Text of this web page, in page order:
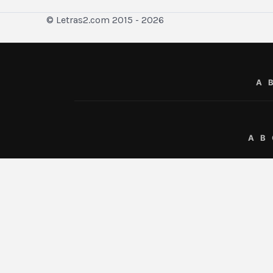
© Letras2.com 2015 - 2026
A B
A B